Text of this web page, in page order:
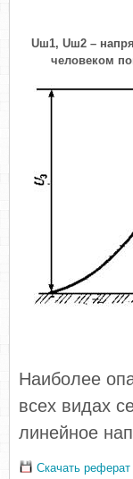
Uш1, Uш2 –
человеком
Наиболее
всех видах
линейное
Скачать реферат